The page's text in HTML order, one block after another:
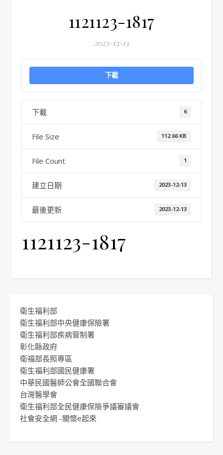
1121123-1817
2023-12-13
下載
下載 6
File Size 112.66 KB
File Count 1
建立日期 2023-12-13
最後更新 2023-12-13
1121123-1817
衛生福利部
衛生福利部中央健康保險署
衛生福利部疾病管制署
彰化縣政府
衛福部長照專區
衛生福利部國民健康署
中華民國醫師公會全國聯合會
台灣醫學會
衛生福利部全民健康保險爭議審議會
社會安全網 -關懷e起來